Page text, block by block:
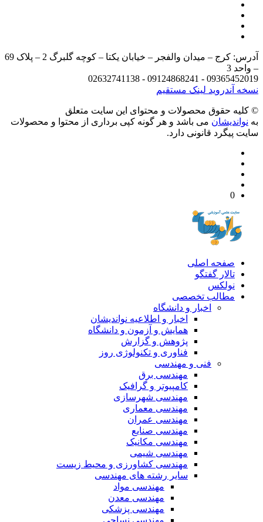
آدرس: کرج – میدان والفجر – خیابان یکتا – کوچه گلبرگ 2 – پلاک 69
3
09365452019 - 09124868241 -
آندرویدلینک مستقیم
حقوق محصولات و محتوای اين سایت متعلق
می باشد و هر گونه کپی برداری از محتوا و محصولات
پیگرد قانونی دارد.
صفحه اصلی
تالار گفتگو
نولکس
مطالب تخصصی
اخبار و دانشگاه
اخبار و اطلاعیه نواندیشان
همایش و آزمون و دانشگاه
پژوهش و گزارش
فناوری و تکنولوژی روز
فنی و مهندسی
مهندسی برق
کامپیوتر و گرافیک
مهندسی شهرسازی
مهندسی معماری
مهندسی عمران
مهندسی صنایع
مهندسی مکانیک
مهندسی شیمی
مهندسی کشاورزی و محیط زیست
سایر رشته های مهندسی
مهندسی مواد
مهندسی معدن
مهندسی پزشکی
مهندسی نساجی